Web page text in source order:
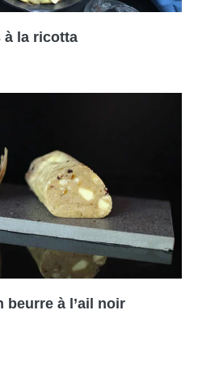
à la ricotta
beurre à l’ail noir